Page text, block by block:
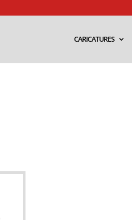
CARICATURES